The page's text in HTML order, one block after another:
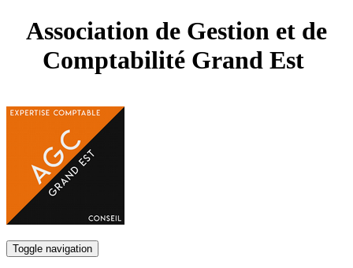
Association de Gestion et de
Comptabilité Grand Est
Toggle navigation